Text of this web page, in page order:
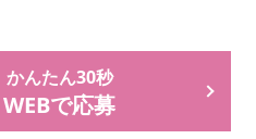
かんたん30秒
WEBで応募